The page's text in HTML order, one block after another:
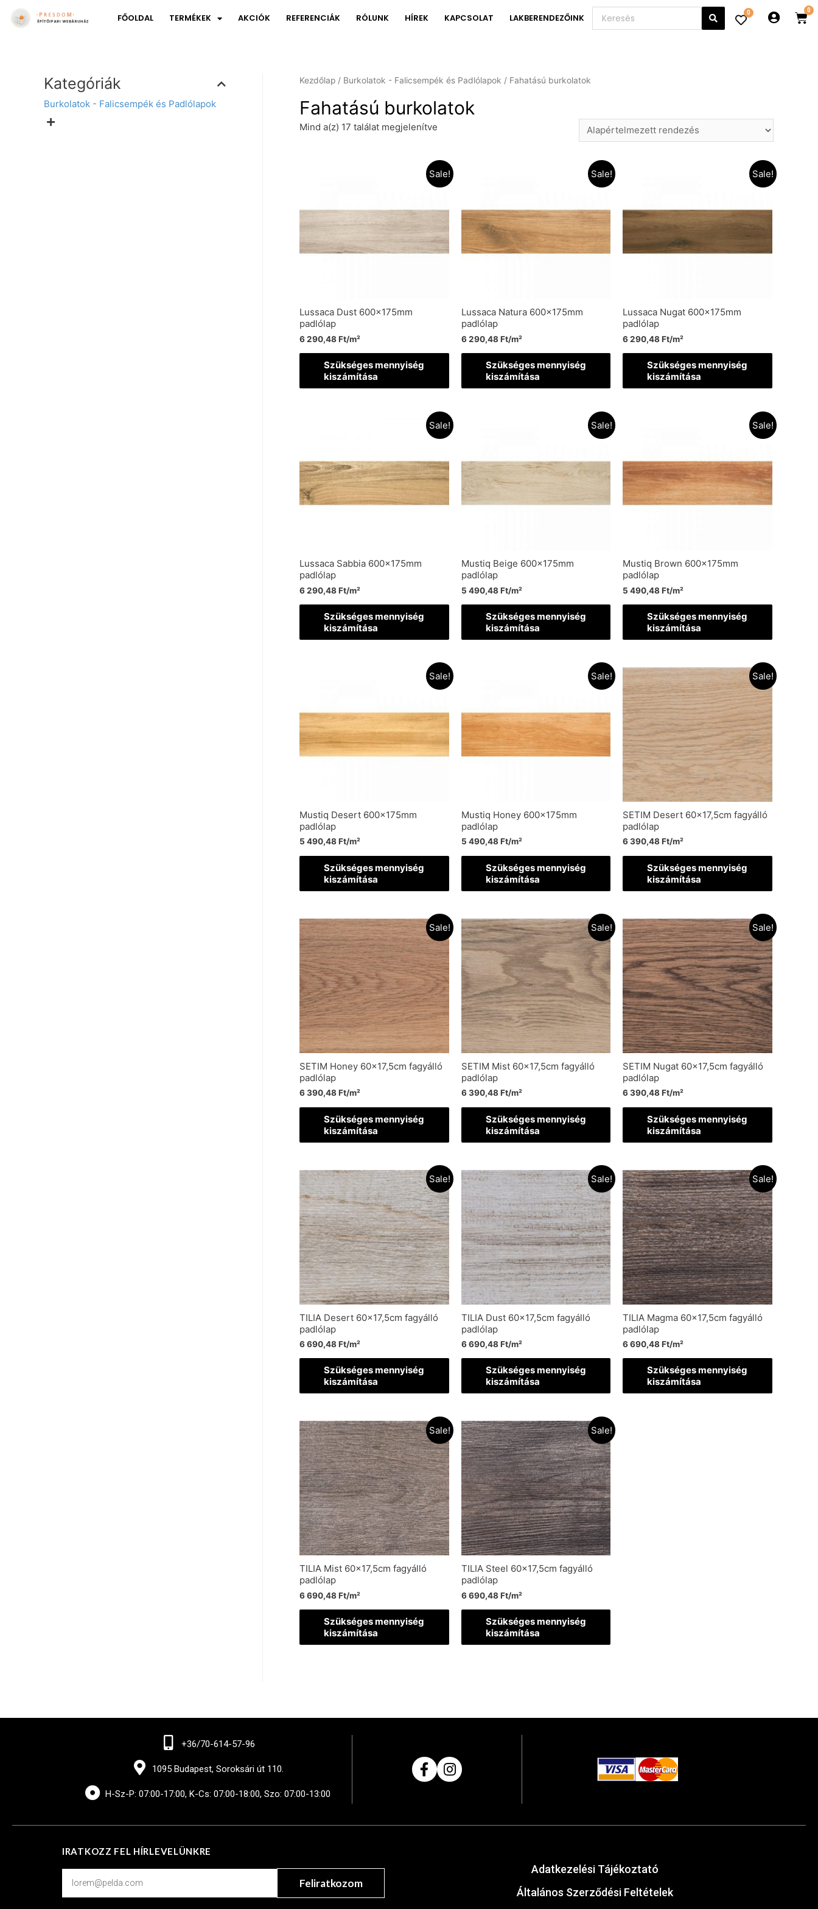
FŐOLDAL TERMÉKEK AKCIÓK REFERENCIÁK RÓLUNK HÍREK KAPCSOLAT LAKBERENDEZŐINK 0
Kategóriák
Burkolatok - Falicsempék és Padlólapok
Kezdőlap / Burkolatok - Falicsempék és Padlólapok / Fahatású burkolatok
Fahatású burkolatok
Mind a(z) 17 találat megjelenítve
Sale!
Lussaca Dust 600x175mm
padlólap
6 290,48Ft/m²
Szükséges mennyiség
kiszámítása
Sale!
Lussaca Natura 600x175mm
padlólap
6 290,48Ft/m²
Szükséges mennyiség
kiszámítása
Sale!
Lussaca Nugat 600x175mm
padlólap
6 290,48Ft/m²
Szükséges mennyiség
kiszámítása
Sale!
Lussaca Sabbia 600x175mm
padlólap
6 290,48Ft/m²
Szükséges mennyiség
kiszámítása
Sale!
Mustiq Beige 600x175mm
padlólap
5 490,48Ft/m²
Szükséges mennyiség
kiszámítása
Sale!
Mustiq Brown 600x175mm
padlólap
5 490,48Ft/m²
Szükséges mennyiség
kiszámítása
Sale!
Mustiq Desert 600x175mm
padlólap
5 490,48Ft/m²
Szükséges mennyiség
kiszámítása
Sale!
Mustiq Honey 600x175mm
padlólap
5 490,48Ft/m²
Szükséges mennyiség
kiszámítása
Sale!
SETIM Desert 60×17,5cm fagyálló
padlólap
6 390,48Ft/m²
Szükséges mennyiség
kiszámítása
Sale!
SETIM Honey 60×17,5cm fagyálló
padlólap
6 390,48Ft/m²
Szükséges mennyiség
kiszámítása
Sale!
SETIM Mist 60×17,5cm fagyálló
padlólap
6 390,48Ft/m²
Szükséges mennyiség
kiszámítása
Sale!
SETIM Nugat 60×17,5cm fagyálló
padlólap
6 390,48Ft/m²
Szükséges mennyiség
kiszámítása
Sale!
TILIA Desert 60×17,5cm fagyálló
padlólap
6 690,48Ft/m²
Szükséges mennyiség
kiszámítása
Sale!
TILIA Dust 60×17,5cm fagyálló
padlólap
6 690,48Ft/m²
Szükséges mennyiség
kiszámítása
Sale!
TILIA Magma 60×17,5cm fagyálló
padlólap
6 690,48Ft/m²
Szükséges mennyiség
kiszámítása
Sale!
TILIA Mist 60×17,5cm fagyálló
padlólap
6 690,48Ft/m²
Szükséges mennyiség
kiszámítása
Sale!
TILIA Steel 60×17,5cm fagyálló
padlólap
6 690,48Ft/m²
Szükséges mennyiség
kiszámítása
+36/70-614-57-96
1095 Budapest, Soroksári út 110.
H-Sz-P: 07:00-17:00, K-Cs: 07:00-18:00, Szo: 07:00-13:00
IRATKOZZ FEL HÍRLEVELÜNKRE
Feliratkozom
Adatkezelési Tájékoztató
Általános Szerződési Feltételek